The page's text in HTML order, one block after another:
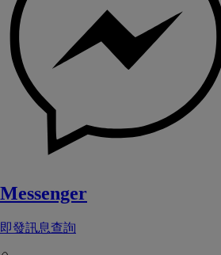
Messenger
即發訊息查詢